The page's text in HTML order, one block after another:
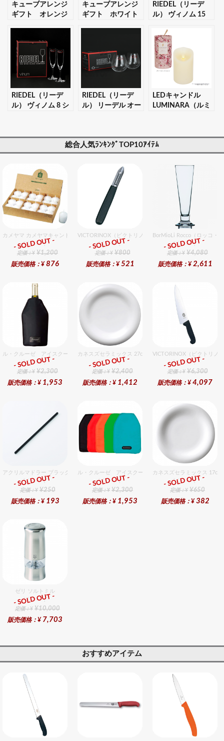
キューブアレンジ
ギフト オレンジ
キューブアレンジ
ギフト ホワイト
RIEDEL（リーデ
ル） ヴィノム 15
りセット 【ギフ
ト・プレゼント対
応可】
RIEDEL（リーデ
ル） ヴィノム 8 シ
ト・プレゼント対
RIEDEL（リーデ
ル） リーデル オー
プレゼント対応
可】
LEDキャンドル
LUMINARA（ルミ
レゼント対応可】
総合人気ﾗﾝｷﾝｸﾞTOP10ｱｲﾃﾑ
カメヤマ カメヤマキャンドルローソク （24入）
総合ﾗﾝｷﾝｸﾞ
定価：¥ ¥1,200
販売価格：¥ 876
- SOLD OUT -
VICTORINOX（ビクトリノックス） ポテトピーラー ６cm
総合ﾗﾝｷﾝｸﾞ
定価：¥ ¥800
販売価格：¥ 521
- SOLD OUT -
BorMioLi Rocco（ロッコ・
総合ﾗﾝｷﾝｸﾞ
定価：¥ ¥4,080
販売価格：¥ 2,611
- SOLD OUT -
ル・クルーゼ アイスクーラースリーブ ブラック
総合ﾗﾝｷﾝｸﾞ
定価：¥ ¥2,300
販売価格：¥ 1,953
- SOLD OUT -
カネスズセラミックス 27cmディナー
総合ﾗﾝｷﾝｸﾞ
定価：¥ ¥2,400
販売価格：¥ 1,412
- SOLD OUT -
VICTORINOX（ビクトリ
総合ﾗﾝｷﾝｸﾞ
定価：¥ ¥6,300
販売価格：¥ 4,097
- SOLD OUT -
アクリルマドラー ブラック
総合ﾗﾝｷﾝｸﾞ
定価：¥ ¥250
販売価格：¥ 193
- SOLD OUT -
ル・クルーゼ アイスクーラースリーブ チェリーレッド
総合ﾗﾝｷﾝｸﾞ
定価：¥ ¥2,300
販売価格：¥ 1,953
- SOLD OUT -
カネスズセラミックス 17cm
総合ﾗﾝｷﾝｸﾞ
定価：¥ ¥650
販売価格：¥ 382
- SOLD OUT -
ゼリ ソルトミル
総合ﾗﾝｷﾝｸﾞ
定価：¥ ¥10,000
販売価格：¥ 7,703
- SOLD OUT -
おすすめアイテム